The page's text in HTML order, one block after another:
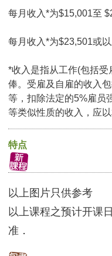
每月收入*为$15,001至
每月收入*为$23,501或
*收入是指从工作(包括
俸。受雇及自雇的收入
等，扣除法定的5%雇员
等类似性质的收入，应
特点
以上图片只供参考
以上课程之预计开课
准．